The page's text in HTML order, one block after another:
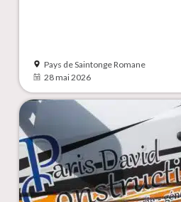
Pays de Saintonge Romane
28 mai 2026